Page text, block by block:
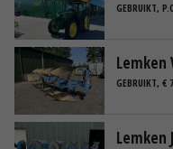
GEBRUIKT,
Lemken
GEBRUIKT, €
Lemken